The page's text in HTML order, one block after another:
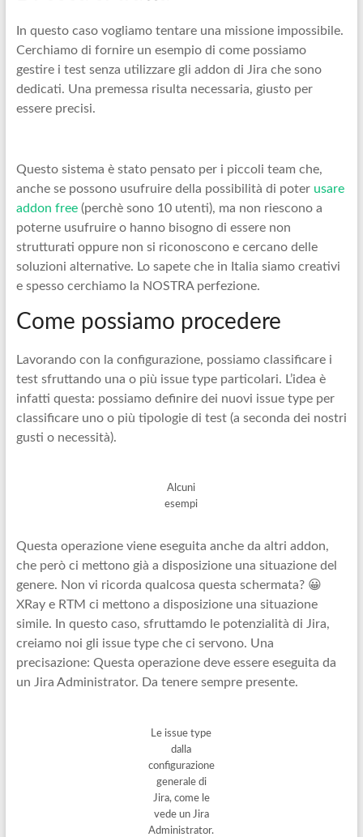
In questo caso vogliamo tentare una missione impossibile.
Cerchiamo di fornire un esempio di come possiamo
gestire i test senza utilizzare gli addon di Jira che sono
dedicati. Una premessa risulta necessaria, giusto per
essere precisi.
Questo sistema è stato pensato per i piccoli team che,
anche se possono usufruire della possibilità di poter usare
addon free(perchè sono 10 utenti), ma non riescono a
poterne usufruire o hanno bisogno di essere non
strutturati oppure non si riconoscono e cercano delle
soluzioni alternative. Lo sapete che in Italia siamo creativi
e spesso cerchiamo la NOSTRA perfezione.
Come possiamo procedere
Lavorando con la configurazione, possiamo classificare i
test sfruttando una o più issue type particolari. L’idea è
infatti questa: possiamo definire dei nuovi issue type per
classificare uno o più tipologie di test (a seconda dei nostri
gusti o necessità).
Alcuni
esempi
Questa operazione viene eseguita anche da altri addon,
che però ci mettono già a disposizione una situazione del
genere. Non vi ricorda qualcosa questa schermata? 😀
XRay e RTM ci mettono a disposizione una situazione
simile. In questo caso, sfruttamdo le potenzialità di Jira,
creiamo noi gli issue type che ci servono. Una
precisazione: Questa operazione deve essere eseguita da
un Jira Administrator. Da tenere sempre presente.
Le issue type
dalla
configurazione
generale di
Jira, come le
vede un Jira
Administrator.